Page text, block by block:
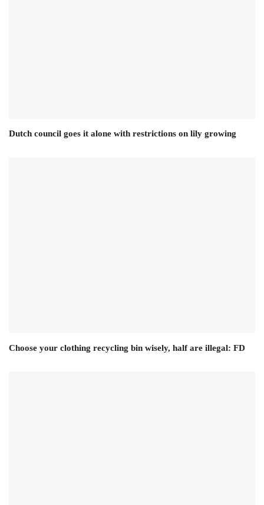
Dutch council goes it alone with restrictions on lily growing
Choose your clothing recycling bin wisely, half are illegal: FD